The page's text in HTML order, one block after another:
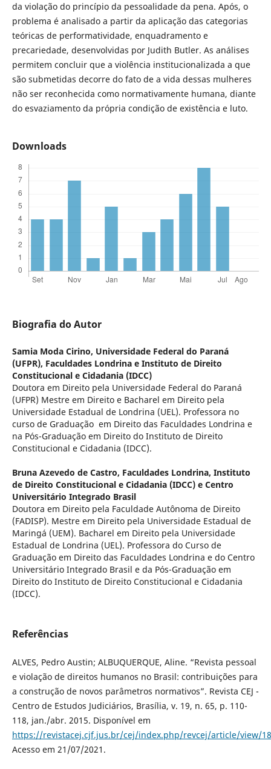
da violação do princípio da pessoalidade da pena. Após, o
problema é analisado a partir da aplicação das categorias
teóricas de performatividade, enquadramento e
precariedade, desenvolvidas por Judith Butler. As análises
permitem concluir que a violência institucionalizada a que
são submetidas decorre do fato de a vida dessas mulheres
não ser reconhecida como normativamente humana, diante
do esvaziamento da própria condição de existência e luto.
Downloads
Biografia do Autor
Samia Moda Cirino, Universidade Federal do Paraná
(UFPR), Faculdades Londrina e Instituto de Direito
Constitucional e Cidadania (IDCC)
Doutora em Direito pela Universidade Federal do Paraná
(UFPR) Mestre em Direito e Bacharel em Direito pela
Universidade Estadual de Londrina (UEL). Professora no
curso de Graduação em Direito das Faculdades Londrina e
na Pós-Graduação em Direito do Instituto de Direito
Constitucional e Cidadania (IDCC).
Bruna Azevedo de Castro, Faculdades Londrina, Instituto
de Direito Constitucional e Cidadania (IDCC) e Centro
Universitário Integrado Brasil
Doutora em Direito pela Faculdade Autônoma de Direito
(FADISP). Mestre em Direito pela Universidade Estadual de
Maringá (UEM). Bacharel em Direito pela Universidade
Estadual de Londrina (UEL). Professora do Curso de
Graduação em Direito das Faculdades Londrina e do Centro
Universitário Integrado Brasil e da Pós-Graduação em
Direito do Instituto de Direito Constitucional e Cidadania
(IDCC).
Referências
ALVES, Pedro Austin; ALBUQUERQUE, Aline. “Revista pessoal
e violação de direitos humanos no Brasil: contribuições para
a construção de novos parâmetros normativos”. Revista CEJ -
Centro de Estudos Judiciários, Brasília, v. 19, n. 65, p. 110-
118, jan./abr. 2015. Disponível em
https://revistacej.cjf.jus.br/cej/index.php/revcej/article/view/
Acesso em 21/07/2021.